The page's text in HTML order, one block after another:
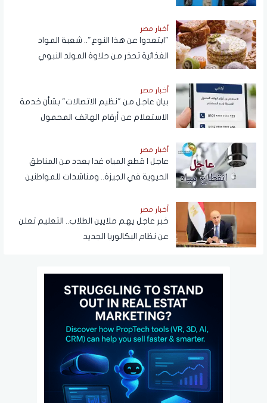
أخبار مصر
"ابتعدوا عن هذا النوع".. شعبة المواد
الغذائية تحذر من حلاوة المولد النبوي
أخبار مصر
بيان عاجل من "نظيم الاتصالات" بشأن خدمة
الاستعلام عن أرقام الهاتف المحمول
NTRA
أخبار مصر
عاجل | قطع المياه غدا بعدد من المناطق
الحيوية في الجيزة.. ومناشدات للمواطنين
أخبار مصر
خبر عاجل يهم ملايين الطلاب.. التعليم تعلن
عن نظام البكالوريا الجديد